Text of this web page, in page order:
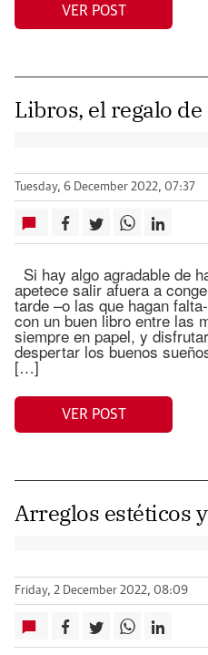
VER POST
Libros, el regalo
Tuesday, 6 December 2022, 07:37
Si hay algo agradable de
apetece salir afuera a
tarde –o las que hagan
con un buen libro entre las
siempre en papel, y
despertar los buenos
[…]
VER POST
Arreglos estéticos
Friday, 2 December 2022, 08:09